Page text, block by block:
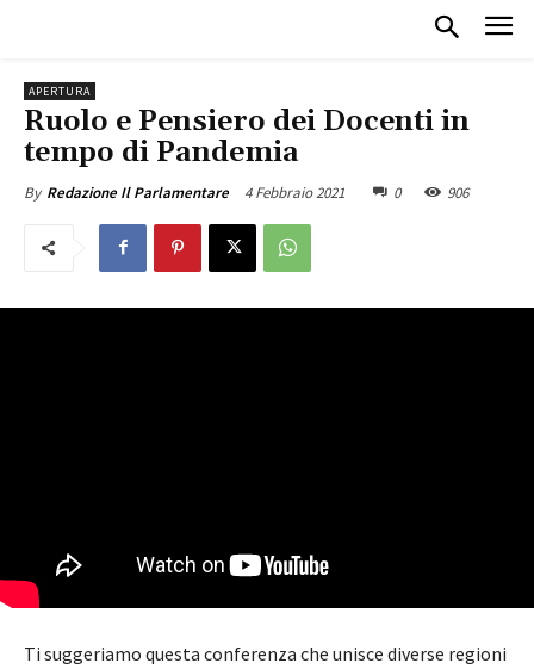
APERTURA
Ruolo e Pensiero dei Docenti in
tempo di Pandemia
By Redazione Il Parlamentare 4 Febbraio 2021 0 906
Ti suggeriamo questa conferenza che unisce diverse regioni